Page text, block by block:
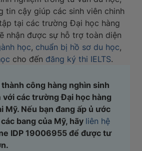
tin cậy giúp các sinh viên chinh
tại các trường Đại học hàng
nhận được sự hỗ trợ toàn diện
học, chuẩn bị hồ sơ du học,
cho đến đăng ký thi IELTS.
thành công hàng nghìn sinh
với các trường Đại học hàng
Mỹ. Nếu bạn đang ấp ủ ước
bang của Mỹ, hãy liên hệ
IDP 19006955 để được tư